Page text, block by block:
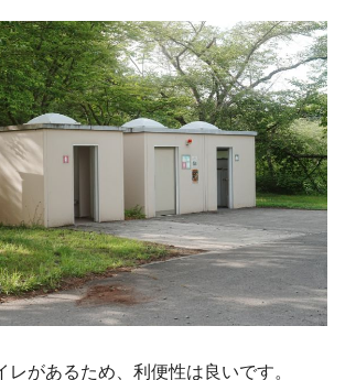
レがあるため、利便性は良いです。